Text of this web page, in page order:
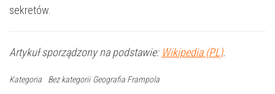
sekretów.
Artykuł sporządzony na podstawie: Wikipedia (PL).
Kategoria Bez kategorii Geografia Frampola